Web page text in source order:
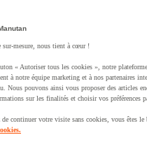
mesure, nous tient à cœur !
« Autoriser tous les cookies », notre
à notre équipe marketing et à nos partenaires
Nous pouvons ainsi vous proposer des articles
sur les finalités et choisir vos préférences
continuer votre visite sans cookies, vous êtes